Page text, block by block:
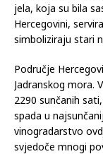
jela, koja su bila
Hercegovini,
simboliziraju stari
Područje
Jadranskog mora.
2290 sunčanih
spada u
vinogradarstvo
svjedoče mnogi